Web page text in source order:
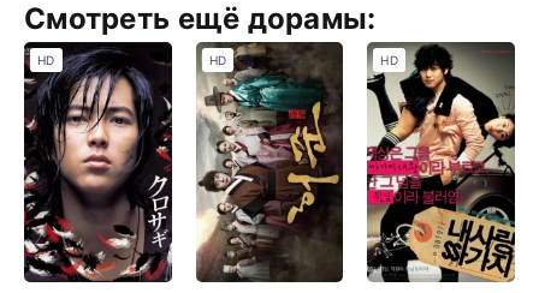
Смотреть ещё дорамы:
HD HD HD